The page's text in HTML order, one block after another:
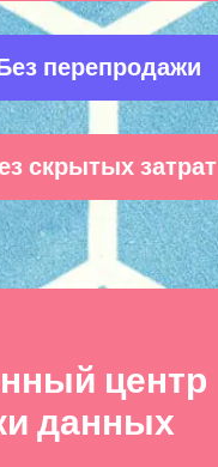
перепродажи
скрытых затрат
центр
данных